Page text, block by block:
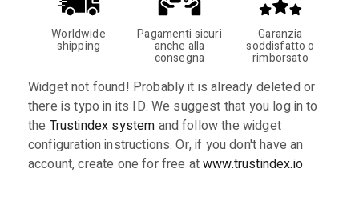
Worldwide
shipping
Pagamenti sicuri
anche alla
consegna
Garanzia
soddisfatto o
rimborsato
Widget not found! Probably it is already deleted or
there is typo in its ID. We suggest that you log in to
the Trustindex system and follow the widget
configuration instructions. Or, if you don't have an
account, create one for free atwww.trustindex.io